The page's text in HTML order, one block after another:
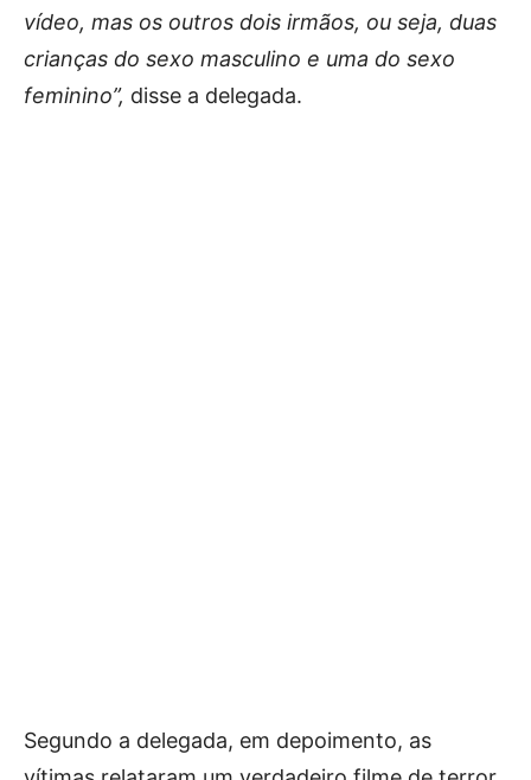
vídeo, mas os outros dois irmãos, ou seja, duas
crianças do sexo masculino e uma do sexo
feminino”, disse a delegada.
Segundo a delegada, em depoimento, as